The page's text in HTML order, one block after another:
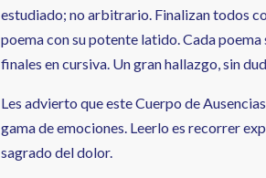
estudiado; no arbitrario. Finalizan todos
poema con su potente latido. Cada
finales en cursiva. Un gran hallazgo, sin
Les advierto que este Cuerpo de
gama de emociones. Leerlo es recorrer
sagrado del dolor.